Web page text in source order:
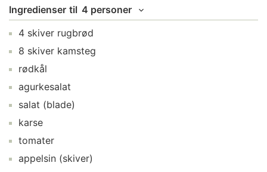
Ingredienser til 4 personer
4 skiver rugbrød
8 skiver kamsteg
rødkål
agurkesalat
salat (blade)
karse
tomater
appelsin (skiver)